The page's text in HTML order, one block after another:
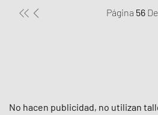
Página 56 De
No hacen publicidad, no utilizan